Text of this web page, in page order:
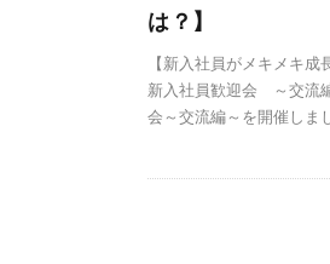
は？】
【新入社員がメキメキ
新入社員歓迎会 ～交流
会～交流編～を開催しま